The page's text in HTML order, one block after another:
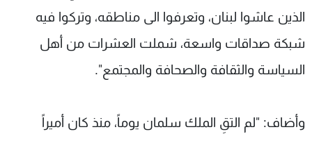
الذين عاشوا لبنان، وتعرفوا الى مناطقه، وتركوا فيه
شبكة صداقات واسعة، شملت العشرات من أهل
السياسة والثقافة والصحافة والمجتمع".
وأضاف: "لم التقِ الملك سلمان يوماً، منذ كان أميراً